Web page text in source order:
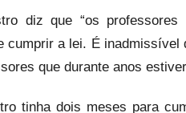
n
f
l
diz que “os professores
cumprir a lei. É
que durante anos
tinha dois meses para